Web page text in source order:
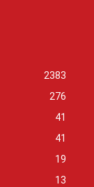
2383
276
41
41
19
13